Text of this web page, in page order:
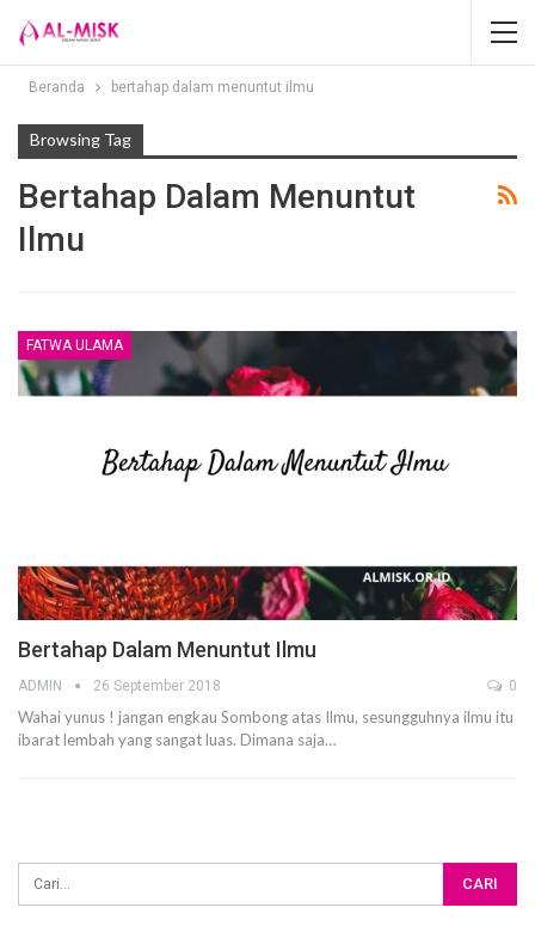
Beranda bertahap dalam menuntut ilmu
Browsing Tag
Bertahap Dalam Menuntut
Ilmu
FATWA ULAMA
Bertahap Dalam Menuntut Ilmu
ADMIN 26 September 2018 0
Wahai yunus ! jangan engkau Sombong atas Ilmu, sesungguhnya ilmu itu
ibarat lembah yang sangat luas. Dimana saja…